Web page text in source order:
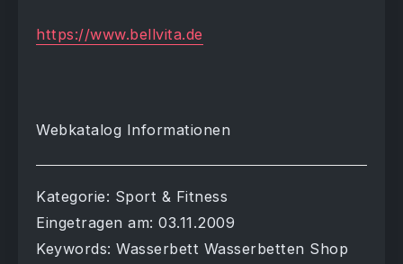
https://www.bellvita.de
Webkatalog Informationen
Kategorie: Sport & Fitness
Eingetragen am: 03.11.2009
Keywords: Wasserbett Wasserbetten Shop